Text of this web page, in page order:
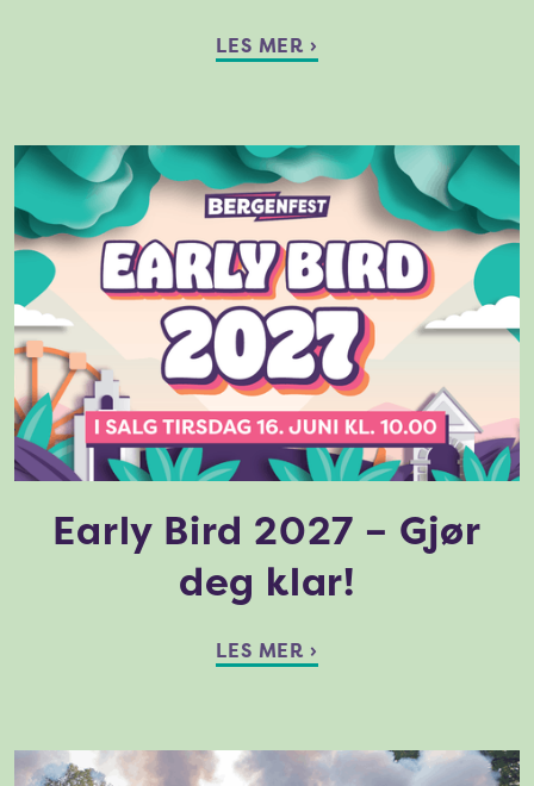
LES MER ›
Early Bird 2027 – Gjør
deg klar!
LES MER ›